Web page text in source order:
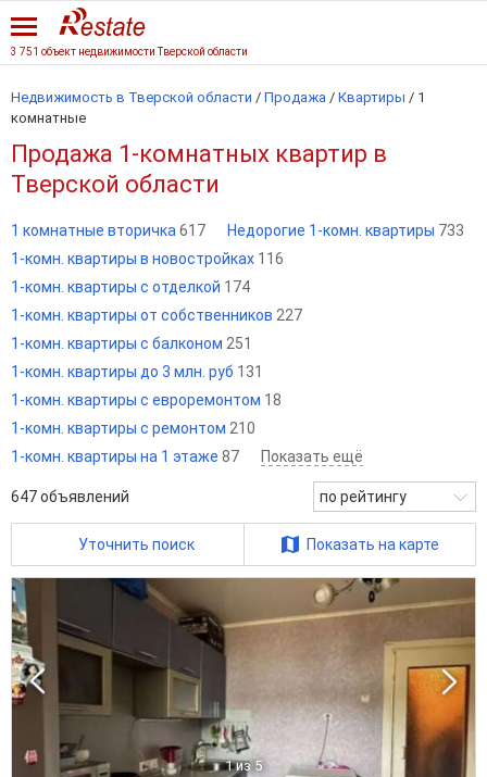
3 751 объект недвижимости Тверской области
Недвижимость в Тверской области / Продажа / Квартиры / 1
комнатные
Продажа 1-комнатных квартир в
Тверской области
1 комнатные вторичка 617 Недорогие 1-комн. квартиры 733
1-комн. квартиры в новостройках 116
1-комн. квартиры с отделкой 174
1-комн. квартиры от собственников 227
1-комн. квартиры с балконом 251
1-комн. квартиры до 3 млн. руб 131
1-комн. квартиры с евроремонтом 18
1-комн. квартиры с ремонтом 210
1-комн. квартиры на 1 этаже 87 Показать ещё
647объявлений по рейтингу
Уточнить поиск Показать на карте
1 из 5